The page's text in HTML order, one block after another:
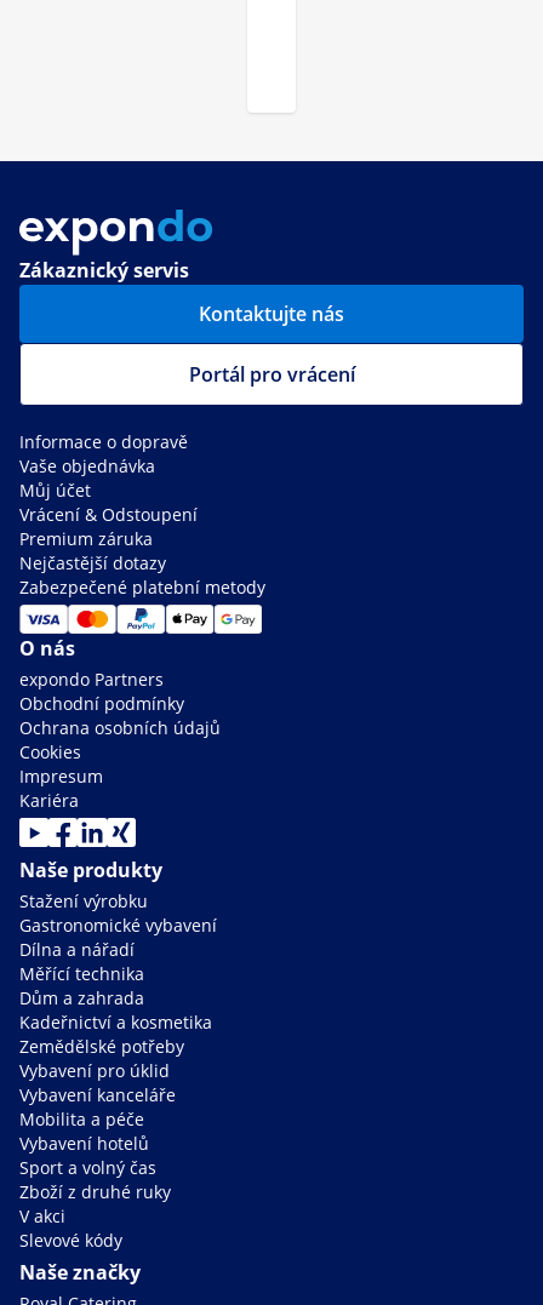
Zákaznický servis
Kontaktujte nás
Portál pro vrácení
Informace o dopravě
Vaše objednávka
Můj účet
Vrácení & Odstoupení
Premium záruka
Nejčastější dotazy
Zabezpečené platební metody
O nás
expondo Partners
Obchodní podmínky
Ochrana osobních údajů
Cookies
Impresum
Kariéra
Naše produkty
Stažení výrobku
Gastronomické vybavení
Dílna a nářadí
Měřící technika
Dům a zahrada
Kadeřnictví a kosmetika
Zemědělské potřeby
Vybavení pro úklid
Vybavení kanceláře
Mobilita a péče
Vybavení hotelů
Sport a volný čas
Zboží z druhé ruky
V akci
Slevové kódy
Naše značky